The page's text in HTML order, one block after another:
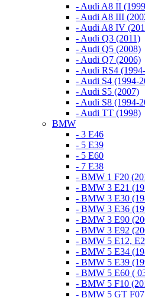
- Audi A8 II
- Audi A8 III
- Audi A8 IV
- Audi Q3 (2011)
- Audi Q5 (2008)
- Audi Q7 (2006)
- Audi RS4
- Audi S4 (1994-
- Audi S5 (2007)
- Audi S8 (1994-
- Audi TT (1998)
BMW
- 3 E46
- 5 E39
- 5 E60
- 7 E38
- BMW 1 F20
- BMW 3 E21
- BMW 3 E30
- BMW 3 E36
- BMW 3 E90
- BMW 3 E92
- BMW 5 E12,
- BMW 5 E34
- BMW 5 E39
- BMW 5 E60 (
- BMW 5 F10
- BMW 5 GT